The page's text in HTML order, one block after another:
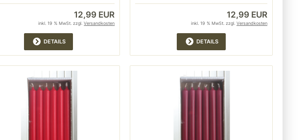
12,99 EUR
inkl. 19 % MwSt. zzgl.Versandkosten
DETAILS
12,99 EUR
inkl. 19 % MwSt. zzgl. Versandkosten
DETAILS